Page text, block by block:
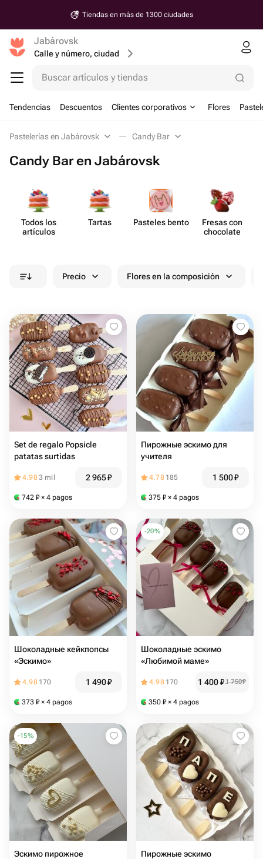
Tiendas en más de 1300 ciudades
Jabárovsk
Calle y número, ciudad
Buscar artículos y tiendas
Tendencias Descuentos Clientes corporativos Flores
Pastelerías en Jabárovsk Candy Bar
Candy Bar en Jabárovsk
Todos los
artículos
Tartas Pasteles bento
Fresas con
chocolate
Precio Flores en la composición
Set de regalo Popsicle
patatas surtidas
4.983 mil 2 965₽
742 ₽ × 4 pagos
Пирожные эскимо для
учителя
4.78 185 1 500₽
375 ₽ × 4 pagos
Шоколадные кейкпопсы
«Эскимо»
4.98 170 1 490₽
373 ₽ × 4 pagos
-20%
Шоколадные эскимо
«Любимой маме»
4.98 170 1 400₽1 750₽
350 ₽ × 4 pagos
-15%
Эскимо пирожное
Пирожные эскимо